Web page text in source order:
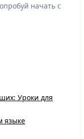
начать с
Уроки для
языке